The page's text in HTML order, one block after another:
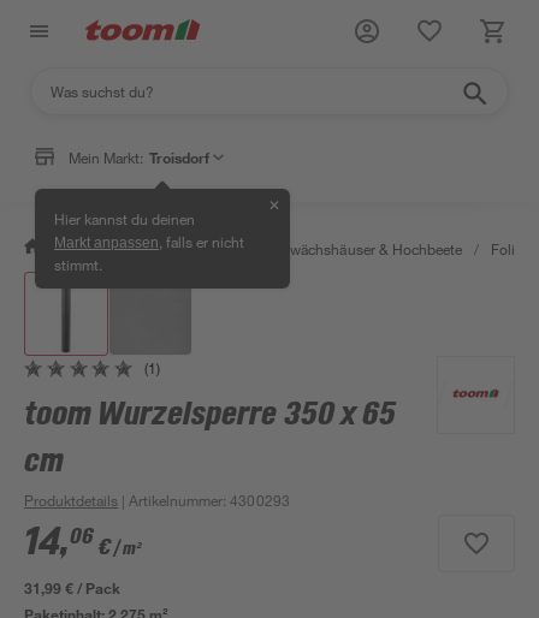
Mein Markt: Troisdorf
Hier kannst du deinen
Markt anpassen , falls er nicht
stimmt.
✕
/ Garten & Freizeit / Anzucht, Gewächshäuser & Hochbeete / Folien
(1)
toom Wurzelsperre 350 x 65
cm
Produktdetails | Artikelnummer:4300293
14,06 €/ m²
31,99 € / Pack